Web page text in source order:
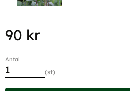
90 kr
Antal
st